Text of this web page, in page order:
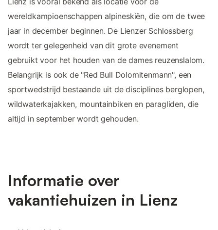
wereldkampioenschappen alpineskiën, die om de twee
jaar in december beginnen. De Lienzer Schlossberg
wordt ter gelegenheid van dit grote evenement
gebruikt voor het houden van de dames reuzenslalom.
Belangrijk is ook de "Red Bull Dolomitenmann", een
sportwedstrijd bestaande uit de disciplines berglopen,
wildwaterkajakken, mountainbiken en paragliden, die
altijd in september wordt gehouden.
Informatie over
vakantiehuizen in Lienz